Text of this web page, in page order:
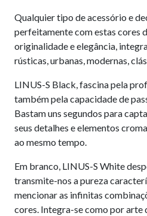
Qualquier tipo de acessório e
perfeitamente com estas cores
originalidade e elegância,
rústicas, urbanas, modernas,
LINUS-S Black, fascina pela
também pela capacidade de
Bastam uns segundos para
seus detalhes e elementos
ao mesmo tempo.
Em branco, LINUS-S White
transmite-nos a pureza
mencionar as infinitas
cores. Integra-se como por arte